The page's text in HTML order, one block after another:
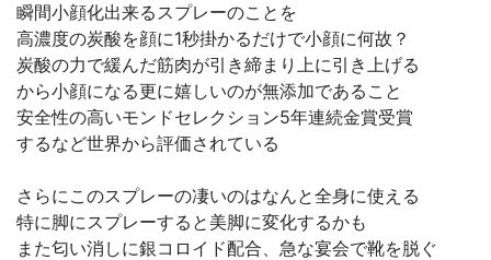
瞬間小顔化出来るスプレーのことを
高濃度の炭酸を顔に1秒掛かるだけで小顔に何故？
炭酸の力で緩んだ筋肉が引き締まり上に引き上げる
から小顔になる更に嬉しいのが無添加であること
安全性の高いモンドセレクション5年連続金賞受賞
するなど世界から評価されている
さらにこのスプレーの凄いのはなんと全身に使える
特に脚にスプレーすると美脚に変化するかも
また匂い消しに銀コロイド配合、急な宴会で靴を脱ぐ